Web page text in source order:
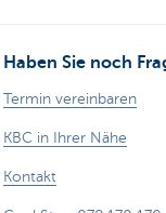
Haben Sie noch
Termin vereinbaren
KBC in Ihrer Nähe
Kontakt